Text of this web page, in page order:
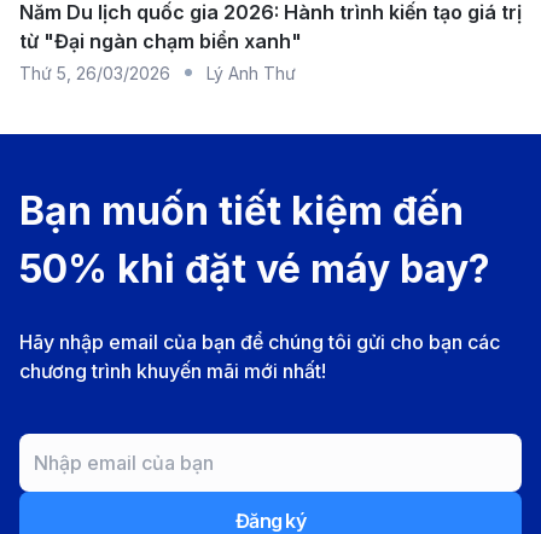
Sân bay quốc tế St. Louis Lambert (STL) là sân bay
chính phục vụ khu vực St. Louis, bang Missouri. Đây
là trung tâm hàng không quan trọng của miền Trung
Sân bay có hai nhà ga hiện đại, cung cấp đầy đủ tiện
nghi như khu mua sắm, nhà hàng, phòng chờ cao cấp
và các dịch vụ hỗ trợ hành khách.
đến trung tâm thành phố
thời gian di chuyển khoảng 20 - 30 phút, giá cước
dao động từ 40 - 60 USD/chuyến.
: Tuyến tàu Red Line kết nối
Năm Du lịch quốc gia 2026: Hành trình kiến tạo giá trị
từ "Đại ngàn chạm biển xanh"
Thứ 5 26/03/2026 Lý Anh Thư
Bạn muốn tiết kiệm đến
50% khi đặt vé máy bay?
Hãy nhập email của bạn để chúng tôi gửi cho bạn các
chương trình khuyến mãi mới nhất!
Đăng ký